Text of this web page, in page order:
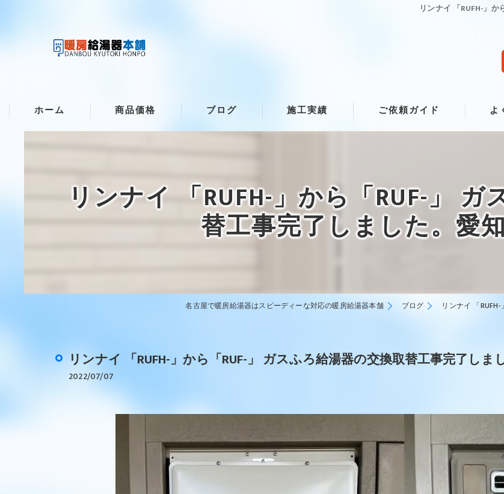
リンナイ 「RUFH-」
ホーム 商品価格 ブログ 施工実績 ご依頼ガイド よ
リンナイ 「RUFH-」から「RUF-」
替工事完了しました。愛
名古屋で暖房給湯器はスピーディーな対応の暖房給湯器本舗 ブログ リンナイ 「
リンナイ 「RUFH-」から「RUF-」 ガスふろ給湯器の交換取替工事完了しま
2022/07/07